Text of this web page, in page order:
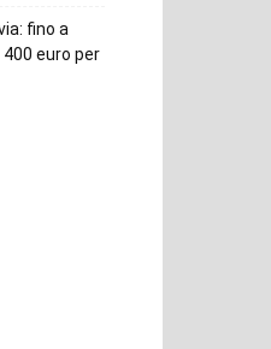
fino a
euro per